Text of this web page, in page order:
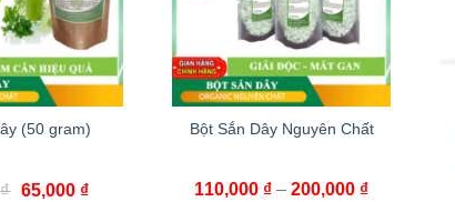
(50 gram)
₫ 65,000 ₫
Bột Sắn Dây Nguyên Chất
110,000 ₫ – 200,000 ₫